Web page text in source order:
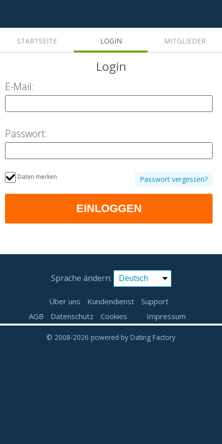
STARTSEITE LOGIN MITGLIEDER
Login
E-Mail:
Passwort:
Daten merken Passwort vergessen?
Sprache ändern:
Über uns Kundendienst
Support
AGB
Datenschutz Cookies Impressum
© 2008-2026 powered by Dating Factory